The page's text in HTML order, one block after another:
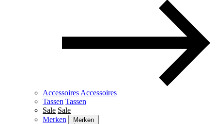
Accessoires Accessoires
Tassen Tassen
Sale Sale
Merken
Merken